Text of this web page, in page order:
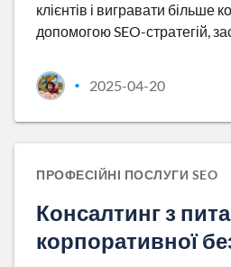
клієнтів і вигравати більше
допомогою SEO-стратегій,
• 2025-04-20
ПРОФЕСІЙНІ ПОСЛУГИ SEO
Консалтинг з
корпоративної